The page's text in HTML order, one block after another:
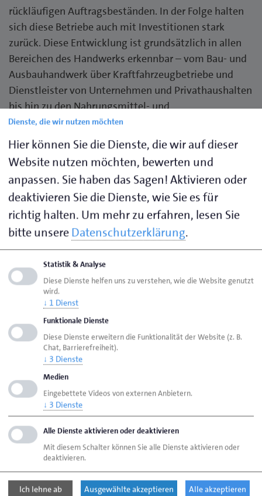
rückläufigen Auftragsbeständen. In der Folge halten
sich diese Betriebe auch mit Investitionen stark
zurück. Diese Entwicklung ist grundsätzlich in allen
Bereichen des Handwerks erkennbar – vom Bau- und
Ausbauhandwerk über Kraftfahrzeugbetriebe und
Dienstleister von Unternehmen und Privathaushalten
bis hin zu den Nahrungsmittel- und
Gesundheitshandwerken.
Für das vierte Quartal 2025 rechnen die schleswig-
holsteinischen Handwerksbetriebe überwiegend mit
einer gleichbleibenden Entwicklung: 59 Prozent
erwarten keine Veränderung ihrer Geschäftslage, 19
Prozent gehen von einer Verbesserung und 22
Prozent von einer Verschlechterung aus.
Der begrenzte Optimismus resultiert auch aus einem
geringen Vertrauen in die Wirtschaftspolitik. Bereits
im Sommer hatte die Entscheidung der
Bundesregierung, die Stromsteuer nicht wie im
Koalitionsvertrag angekündigt für alle Branche und
Privathaushalte zu sunken, für massive Entrusting im
Handwerk gesorgt. Zudem ist noch nicht absehbar,
wann sich das Infrastruktur-Sondervermögen in Form
zusätzlicher öffentlicher Investitionen positiv auf die
Auftragslage des Handwerks auswirken wird.
Hingegen bleiben politisch verursachte Belastungen
der Wirtschaft bestehen. Die bereits sehr hohen
Sozialversicherungsbeiträge drohen sogar noch
weiter zu steigen und die Bürokratiebelastung der
Betriebe nimmt unverändert zu.
Dienste, die wir nutzen möchten
Hier können Sie die Dienste, die wir auf dieser
Website nutzen möchten, bewerten und
anpassen. Sie haben das Sagen! Aktivieren oder
deaktivieren Sie die Dienste, wie Sie es für
richtig halten. Um mehr zu erfahren, lesen Sie
bitte unsereDatenschutzerklärung.
Statistik & Analyse
Diese Dienste helfen uns zu verstehen, wie die Website genutzt
wird.
↓ 1 Dienst
Funktionale Dienste
Diese Dienste erweitern die Funktionalität der Website (z. B.
Chat, Barrierefreiheit).
↓ 3 Dienste
Medien
Eingebettete Videos von externen Anbietern.
↓ 3 Dienste
Alle Dienste aktivieren oder deaktivieren
Mit diesem Schalter können Sie alle Dienste aktivieren oder
deaktivieren.
Ich lehne ab Ausgewählte akzeptieren Alle akzeptieren